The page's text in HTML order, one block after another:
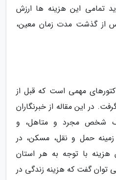
تمامی این هزینه ها ارزش
پس از گذشت مدت زمان معین،
مهمی است که قبل از
در این مقاله از خبرنگاران
یک شخص مجرد و متاهل، و
حمل و نقل، مسکن، در
هزینه با توجه به هر استان
توان گفت که هزینه زندگی در